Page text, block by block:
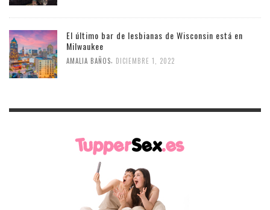
El último bar de lesbianas de Wisconsin está en
Milwaukee
AMALIA BAÑOS, DICIEMBRE 1, 2022